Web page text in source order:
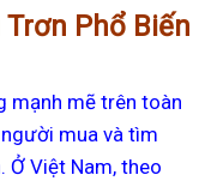
Trơn Phổ Biến
mạnh mẽ trên toàn
mua và tìm
Ở Việt Nam, theo